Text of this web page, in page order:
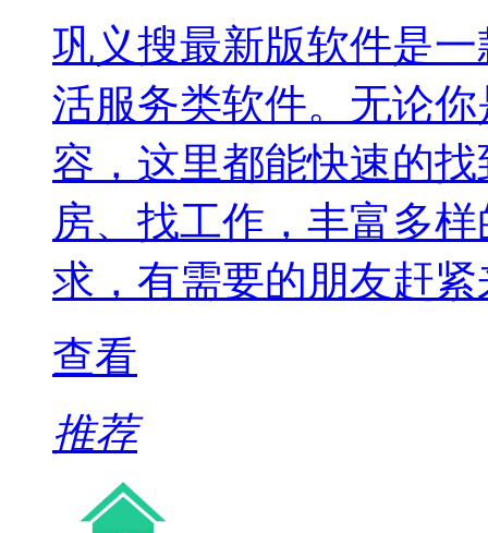
巩义搜最新版软件是
活服务类软件。无论
容，这里都能快速的
房、找工作，丰富多
求，有需要的朋友赶
查看
推荐